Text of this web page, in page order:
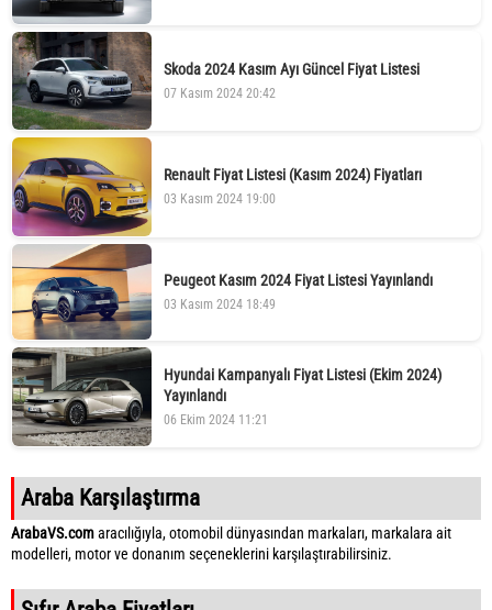
Skoda 2024 Kasım Ayı Güncel Fiyat Listesi
07 Kasım 2024 20:42
Renault Fiyat Listesi (Kasım 2024) Fiyatları
03 Kasım 2024 19:00
Peugeot Kasım 2024 Fiyat Listesi Yayınlandı
03 Kasım 2024 18:49
Hyundai Kampanyalı Fiyat Listesi (Ekim 2024)
Yayınlandı
06 Ekim 2024 11:21
Araba Karşılaştırma
ArabaVS.comaracılığıyla, otomobil dünyasından markaları, markalara ait
modelleri, motor ve donanım seçeneklerini karşılaştırabilirsiniz.